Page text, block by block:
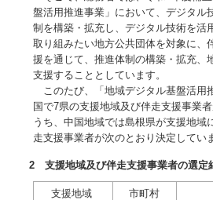
盤活用推進事業」において、デジタル
制を構築・拡充し、デジタル技術を活
取り組みたい地方公共団体を対象に、
援を通じて、推進体制の構築・拡充、
支援することとしています。
このたび、「地域デジタル基盤活用
国で7県の支援地域及び伴走支援事業
うち、中国地域では島根県が支援地域
走支援事業者が次のとおり決定してい
2 支援地域及び伴走支援事業者の選定
支援地域 市町村